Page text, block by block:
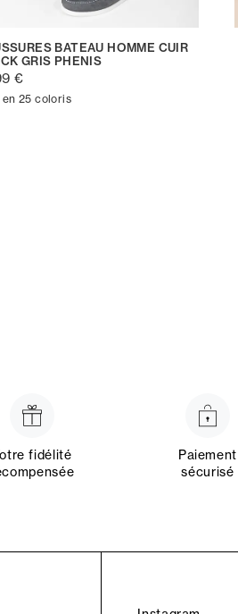
BATEAU HOMME CUIR
GRIS PHENIS
€
en 25 coloris
fidélité
Paiement
sécurisé